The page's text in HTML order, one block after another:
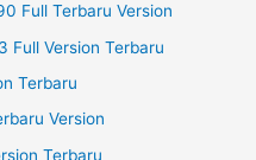
Full Terbaru Version
Full Version Terbaru
Terbaru
Version
Terbaru